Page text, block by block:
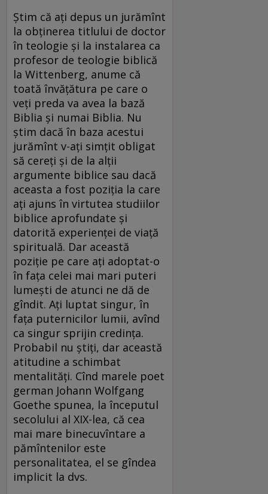
Știm că ați depus un jurămînt
la obținerea titlului de doctor
în teologie și la instalarea ca
profesor de teologie biblică
la Wittenberg, anume că
toată învățătura pe care o
veți preda va avea la bază
Biblia și numai Biblia. Nu
știm dacă în baza acestui
jurămînt v-ați simțit obligat
să cereți și de la alții
argumente biblice sau dacă
aceasta a fost poziția la care
ați ajuns în virtutea studiilor
biblice aprofundate și
datorită experienței de viață
spirituală. Dar această
poziție pe care ați adoptat-o
în fața celei mai mari puteri
lumești de atunci ne dă de
gîndit. Ați luptat singur, în
fața puternicilor lumii, avînd
ca singur sprijin credința.
Probabil nu știți, dar această
atitudine a schimbat
mentalități. Cînd marele poet
german Johann Wolfgang
Goethe spunea, la începutul
secolului al XIX-lea, că cea
mai mare binecuvîntare a
pămîntenilor este
personalitatea, el se gîndea
implicit la dvs.